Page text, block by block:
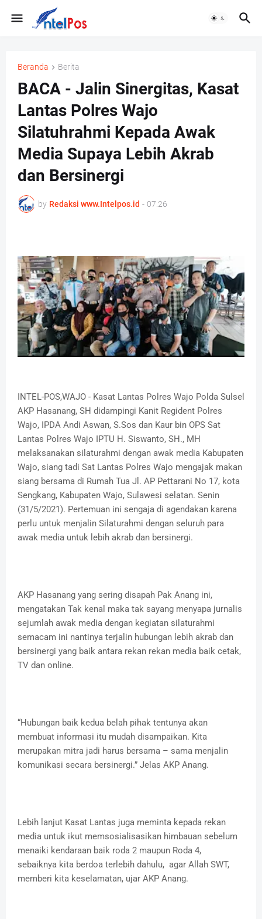
Beranda Berita
BACA - Jalin Sinergitas, Kasat
Lantas Polres Wajo
Silatuhrahmi Kepada Awak
Media Supaya Lebih Akrab
dan Bersinergi
by Redaksi www.Intelpos.id - 07.26
INTEL-POS,WAJO - Kasat Lantas Polres Wajo Polda Sulsel
AKP Hasanang, SH didampingi Kanit Regident Polres
Wajo, IPDA Andi Aswan, S.Sos dan Kaur bin OPS Sat
Lantas Polres Wajo IPTU H. Siswanto, SH., MH
melaksanakan silaturahmi dengan awak media Kabupaten
Wajo, siang tadi Sat Lantas Polres Wajo mengajak makan
siang bersama di Rumah Tua Jl. AP Pettarani No 17, kota
Sengkang, Kabupaten Wajo, Sulawesi selatan. Senin
(31/5/2021). Pertemuan ini sengaja di agendakan karena
perlu untuk menjalin Silaturahmi dengan seluruh para
awak media untuk lebih akrab dan bersinergi.
AKP Hasanang yang sering disapah Pak Anang ini,
mengatakan Tak kenal maka tak sayang menyapa jurnalis
sejumlah awak media dengan kegiatan silaturahmi
semacam ini nantinya terjalin hubungan lebih akrab dan
bersinergi yang baik antara rekan rekan media baik cetak,
TV dan online.
“Hubungan baik kedua belah pihak tentunya akan
membuat informasi itu mudah disampaikan. Kita
merupakan mitra jadi harus bersama – sama menjalin
komunikasi secara bersinergi.” Jelas AKP Anang.
Lebih lanjut Kasat Lantas juga meminta kepada rekan
media untuk ikut memsosialisasikan himbauan sebelum
menaiki kendaraan baik roda 2 maupun Roda 4,
sebaiknya kita berdoa terlebih dahulu, agar Allah SWT,
memberi kita keselamatan, ujar AKP Anang.